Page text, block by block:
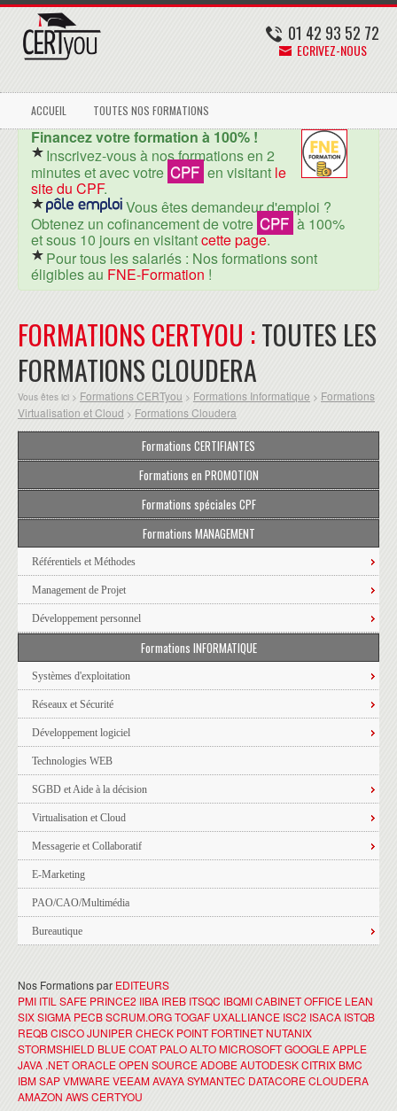
01 42 93 52 72
ECRIVEZ-NOUS
ACCUEIL TOUTES NOS FORMATIONS
Financez votre formation à 100% !
Inscrivez-vous à nos formations en 2
minutes et avec votre CPF en visitant le
site du CPF.
Vous êtes demandeur d'emploi ?
Obtenez un cofinancement de votre CPF à 100%
et sous 10 jours en visitantcette page.
Pour tous les salariés : Nos formations sont
éligibles au FNE-Formation !
FORMATIONS CERTYOU :TOUTES LES
FORMATIONS CLOUDERA
Vous êtes ici > Formations CERTyou > Formations Informatique > Formations
Virtualisation et Cloud > Formations Cloudera
Formations CERTIFIANTES
Formations en PROMOTION
Formations spéciales CPF
Formations MANAGEMENT
Référentiels et Méthodes
Management de Projet
Développement personnel
Formations INFORMATIQUE
Systèmes d'exploitation
Réseaux et Sécurité
Développement logiciel
Technologies WEB
SGBD et Aide à la décision
Virtualisation et Cloud
Messagerie et Collaboratif
E-Marketing
PAO/CAO/Multimédia
Bureautique
Nos Formations par EDITEURS
PMI ITIL SAFE PRINCE2 IIBA IREB ITSQC IBQMICABINET OFFICE LEAN
SIX SIGMA PECBSCRUM.ORGTOGAF UXALLIANCE ISC2 ISACA ISTQB
REQBCISCOJUNIPER CHECK POINT FORTINET NUTANIX
STORMSHIELD BLUE COAT PALO ALTOMICROSOFTGOOGLEAPPLE
JAVA .NETORACLEOPEN SOURCEADOBEAUTODESKCITRIX BMC
IBMSAPVMWAREVEEAMAVAYASYMANTEC DATACORECLOUDERA
AMAZON AWSCERTYOU